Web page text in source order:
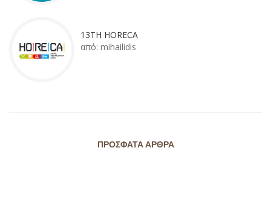
13TH HORECA
από: mihailidis
ΠΡΌΣΦΑΤΑ ΆΡΘΡΑ